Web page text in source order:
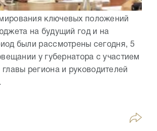
ключевых положений
на будущий год и на
были рассмотрены сегодня, 5
у губернатора с участием
региона и руководителей